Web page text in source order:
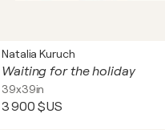
Natalia Kuruch
Waiting for the holiday
39x39in
3 900 $US